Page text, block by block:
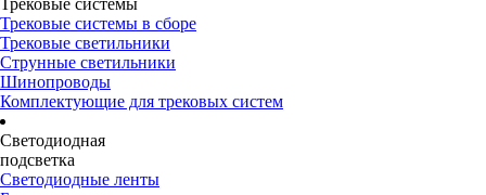
Трековые системы
Трековые системы в сборе
Трековые светильники
Струнные светильники
Шинопроводы
Комплектующие для трековых систем
Светодиодная
подсветка
Светодиодные ленты